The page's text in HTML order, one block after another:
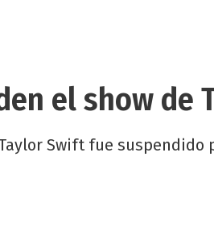
el show de
Swift fue